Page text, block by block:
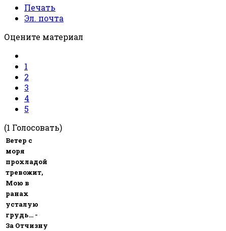
Печать
Эл. почта
Оцените материал
1
2
3
4
5
(1 Голосовать)
Ветер с
моря
прохладой
тревожит,
Мою в
ранах
усталую
грудь... -
За Отчизну